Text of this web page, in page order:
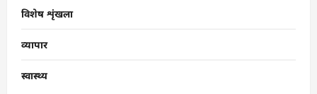
विशेष शृंखला
व्यापार
स्वास्थ्य